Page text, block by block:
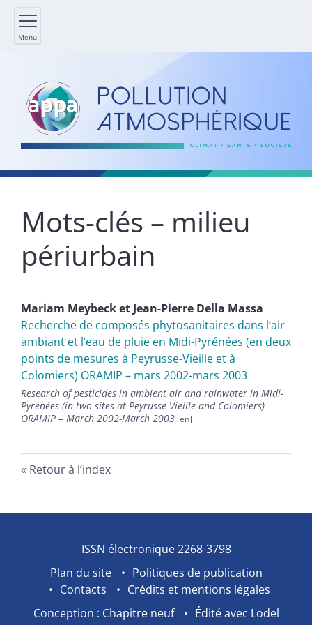
Menu
Mots-clés – milieu
périurbain
Mariam Meybecket Jean-Pierre Della Massa
Recherche de composés phytosanitaires dans l’air
ambiant et l’eau de pluie en Midi-Pyrénées (en deux
points de mesures à Peyrusse-Vieille et à
Colomiers) ORAMIP – mars 2002-mars 2003
Research of pesticides in ambient air and rainwater in Midi-
Pyrénées (in two sites at Peyrusse-Vieille and Colomiers)
ORAMIP – March 2002-March 2003
Retour à l’index
ISSN électronique 2268-3798
Plan du site
Politiques de publication
Contacts
Crédits et mentions légales
Conception : Chapitre neuf
Édité avec Lodel